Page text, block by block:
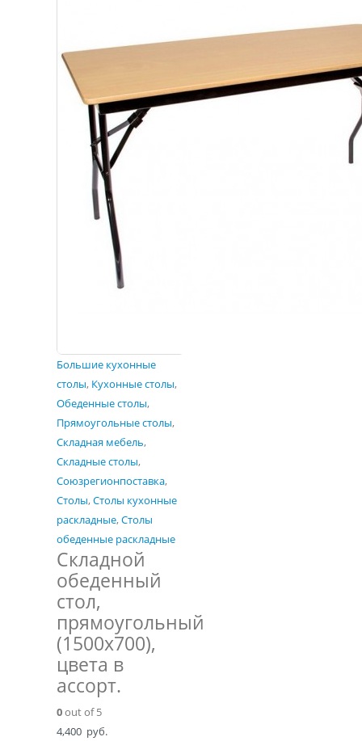
Большие кухонные
столы, Кухонные столы,
Обеденные столы,
Прямоугольные столы,
Складная мебель,
Складные столы,
Союзрегионпоставка,
Столы,Столы кухонные
раскладные,Столы
обеденные раскладные
Складной
обеденный
стол,
прямоугольный
(1500х700),
цвета в
ассорт.
0out of 5
4,400 руб.